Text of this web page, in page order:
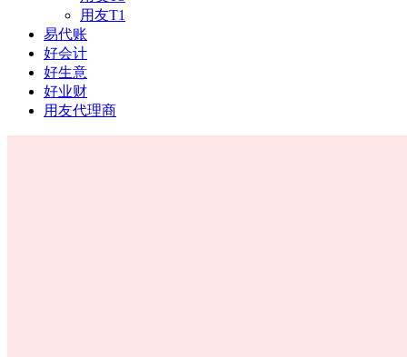
用友T1
易代账
好会计
好生意
好业财
用友代理商